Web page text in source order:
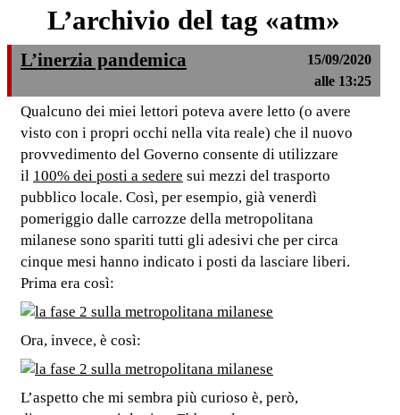
L’archivio del tag «atm»
L’inerzia pandemica
15/09/2020
alle 13:25
Qualcuno dei miei lettori poteva avere letto (o avere
visto con i propri occhi nella vita reale) che il nuovo
provvedimento del Governo consente di utilizzare
il 100% dei posti a sedere sui mezzi del trasporto
pubblico locale. Così, per esempio, già venerdì
pomeriggio dalle carrozze della metropolitana
milanese sono spariti tutti gli adesivi che per circa
cinque mesi hanno indicato i posti da lasciare liberi.
Prima era così:
Ora, invece, è così:
L’aspetto che mi sembra più curioso è, però,